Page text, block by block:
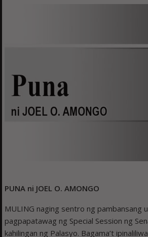
PUNA ni JOEL O. AMONGO
MULING naging sentro ng pambansang
pagpapatawag ng Special Session ng
kahilingan ng Palasyo. Bagama’t